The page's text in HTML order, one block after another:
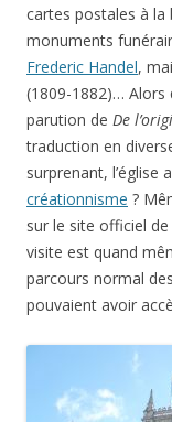
cartes postales à la
monuments
Frederic Handel,
(1809-1882)… Alors
parution de De
traduction en
surprenant, l’église
créationnisme ?
sur le site officiel de
visite est quand
parcours normal
pouvaient avoir